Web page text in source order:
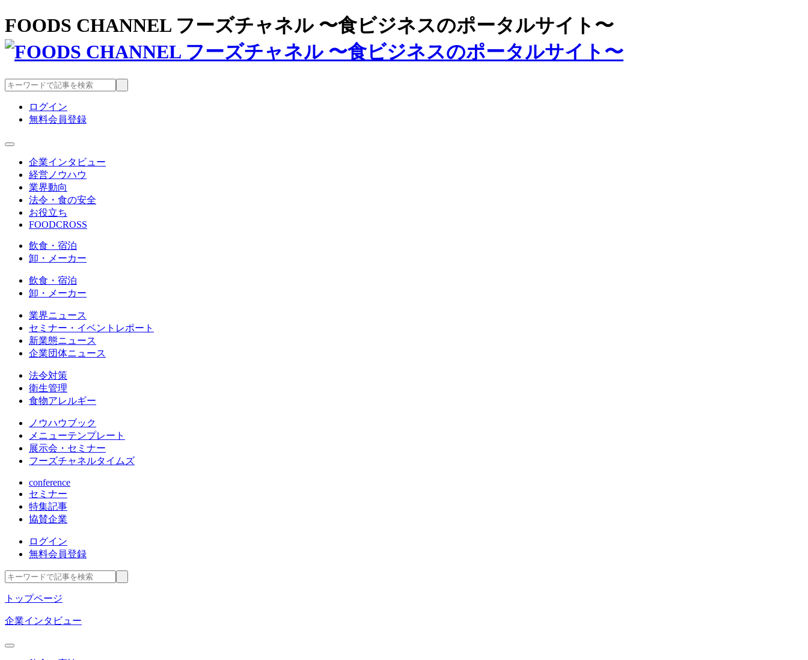
FOODS CHANNEL フーズチャネル 〜食ビジネスのポータルサイト〜
ログイン
無料会員登録
企業インタビュー
経営ノウハウ
業界動向
法令・食の安全
お役立ち
FOODCROSS
飲食・宿泊
卸・メーカー
飲食・宿泊
卸・メーカー
業界ニュース
セミナー・イベントレポート
新業態ニュース
企業団体ニュース
法令対策
衛生管理
食物アレルギー
ノウハウブック
メニューテンプレート
展示会・セミナー
フーズチャネルタイムズ
conference
セミナー
特集記事
協賛企業
ログイン
無料会員登録
トップページ
企業インタビュー